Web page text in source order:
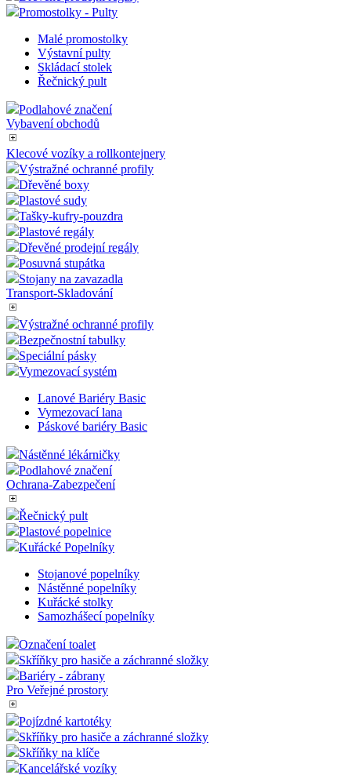
Plastové cenovky
Cenovky sady
Cenovky 12x8
Cenovky 9x6
Dřevěné prodejní regály
Promostolky - Pulty
Malé promostolky
Výstavní pulty
Skládací stolek
Řečnický pult
Podlahové značení
Vybavení obchodů
Klecové vozíky a rollkontejnery
Výstražné ochranné profily
Dřevěné boxy
Tašky-kufry-pouzdra
Plastové regály
Dřevěné prodejní regály
Posuvná stupátka
Transport-Skladování
Výstražné ochranné profily
Bezpečnostní tabulky
Speciální pásky
Vymezovací systém
Vymezovací lana
Páskové bariéry Basic
Podlahové značení
Ochrana-Zabezpečení
Řečnický pult
Plastové popelnice
Kuřácké Popelníky
Stojanové popelníky
Nástěnné popelníky
Samozhášecí popelníky
Označení toalet
Skříňky pro hasiče a záchranné složky